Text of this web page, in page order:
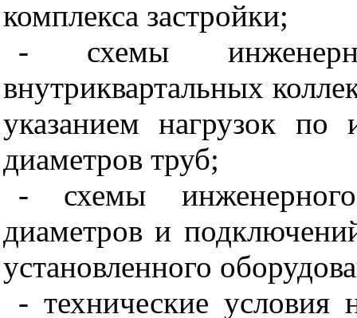
комплекса застройки;
- схемы
внутриквартальных
указанием нагрузок
диаметров труб;
- схемы
диаметров и
установленного
- технические условия